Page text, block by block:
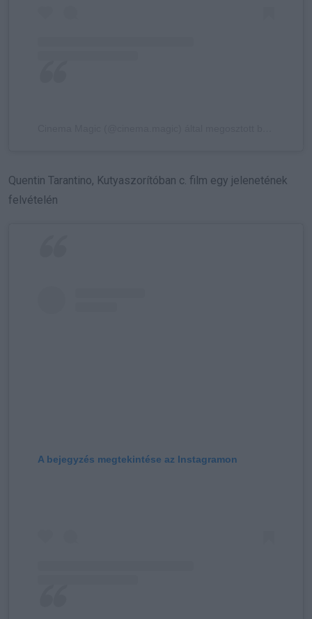
Quentin Tarantino, Kutyaszorítóban c. film egy jelenetének
felvételén
A bejegyzés megtekintése az Instagramon